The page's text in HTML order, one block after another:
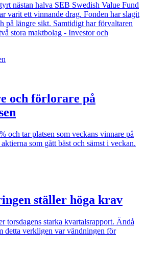
nästan halva SEB Swedish Value Fund
varit ett vinnande drag. Fonden har slagit
på längre sikt. Samtidigt har förvaltaren
stora maktbolag - Investor och
och förlorare på
och tar platsen som veckans vinnare på
som gått bäst och sämst i veckan.
ställer höga krav
torsdagens starka kvartalsrapport. Ändå
detta verkligen var vändningen för